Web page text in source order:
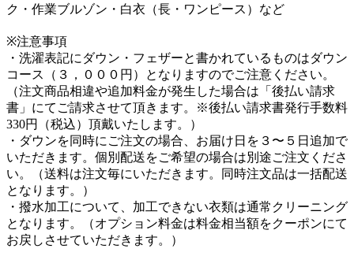
ク・作業ブルゾン・白衣（長・ワンピース）など
※注意事項
・洗濯表記にダウン・フェザーと書かれているものはダウン
コース（３，０００円）となりますのでご注意ください。
（注文商品相違や追加料金が発生した場合は「後払い請求
書」にてご請求させて頂きます。※後払い請求書発行手数料
330円（税込）頂戴いたします。）
・ダウンを同時にご注文の場合、お届け日を３〜５日追加で
いただきます。個別配送をご希望の場合は別途ご注文くださ
い。（送料は注文毎にいただきます。同時注文品は一括配送
となります。）
・撥水加工について、加工できない衣類は通常クリーニング
となります。（オプション料金は料金相当額をクーポンにて
お戻しさせていただきます。）